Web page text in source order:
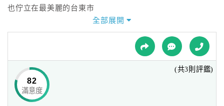
球
網
也佇立在最美麗的台東市
『台東威尼斯民宿』位居交通方便的台東市區
無論是特色小吃、名產
超人氣美食、著名的台東景點，近在咫尺
到台東住宿首選，非台東威尼斯莫屬！
全部展開
82
滿意度
(共3則評鑑)